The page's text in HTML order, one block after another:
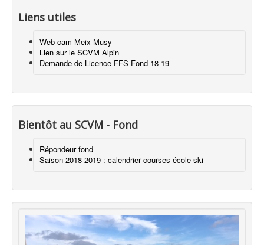
Liens utiles
Web cam Meix Musy
Lien sur le SCVM Alpin
Demande de Licence FFS Fond 18-19
Bientôt au SCVM - Fond
Répondeur fond
Saison 2018-2019 : calendrier courses école ski